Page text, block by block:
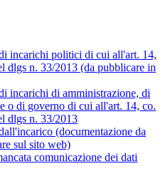
incarichi politici di cui all'art. 14,
dlgs n. 33/2013 (da pubblicare in
incarichi di amministrazione, di
o di governo di cui all'art. 14, co.
dlgs n. 33/2013
(documentazione da
sul sito web)
comunicazione dei dati